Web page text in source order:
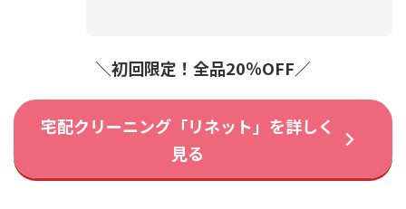
＼初回限定！全品20％OFF／
宅配クリーニング「リネット」を詳しく
見る